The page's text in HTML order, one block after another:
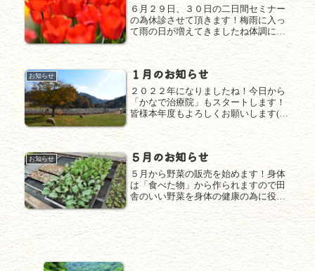
６月２９日、３０日の二日間セミナー
の為休診させて頂きます！梅雨に入っ
て雨の日が増えてきましたね体調に気
を付けて夏バテしないように少しづつ
暑さに身体を慣らしていきましょう(^^
お知らせ １月のお知らせ
２０２２年になりましたね！今日から
「かなで治療院」もスタートします！
皆様本年度もよろしくお願いします(^^
１月の休診のお知らせです！１月１０
日（祝日の為お休み）１月２４日（午
前セミナーの為お休み）１月２７日
（セミナーの為お休み）となります
の...
お知らせ ５月のお知らせ
５月から野菜の販売を始めます！身体
は「食べた物」から作られますので田
舎のいい野菜を身体の健康の為に役立
ててもらえたらと思っております(^^